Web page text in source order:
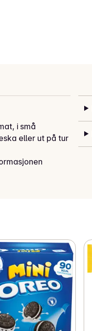
i små
eller ut på tur